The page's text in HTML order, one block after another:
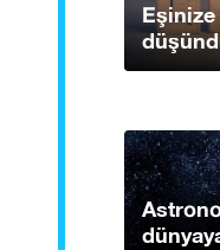
Eşinize